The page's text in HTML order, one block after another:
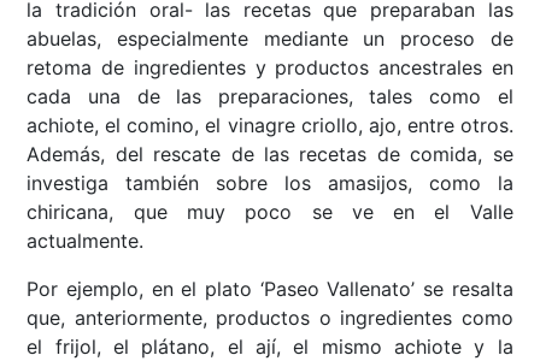
la tradición oral- las recetas que preparaban las
abuelas, especialmente mediante un proceso de
retoma de ingredientes y productos ancestrales en
cada una de las preparaciones, tales como el
achiote, el comino, el vinagre criollo, ajo, entre otros.
Además, del rescate de las recetas de comida, se
investiga también sobre los amasijos, como la
chiricana, que muy poco se ve en el Valle
actualmente.
Por ejemplo, en el plato ‘Paseo Vallenato’ se resalta
que, anteriormente, productos o ingredientes como
el frijol, el plátano, el ají, el mismo achiote y la